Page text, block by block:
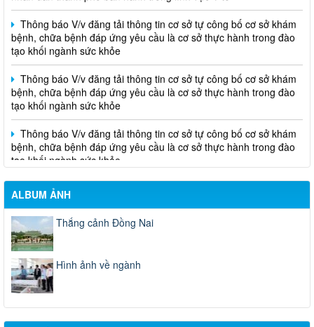
Thông báo V/v đăng tải thông tin cơ sở tự công bố cơ sở khám
bệnh, chữa bệnh đáp ứng yêu cầu là cơ sở thực hành trong đào
tạo khối ngành sức khỏe
Thông báo V/v đăng tải thông tin cơ sở tự công bố cơ sở khám
bệnh, chữa bệnh đáp ứng yêu cầu là cơ sở thực hành trong đào
tạo khối ngành sức khỏe
Thông báo V/v đăng tải thông tin cơ sở tự công bố cơ sở khám
bệnh, chữa bệnh đáp ứng yêu cầu là cơ sở thực hành trong đào
tạo khối ngành sức khỏe
ALBUM ẢNH
Thắng cảnh Đồng Nai
Hình ảnh về ngành